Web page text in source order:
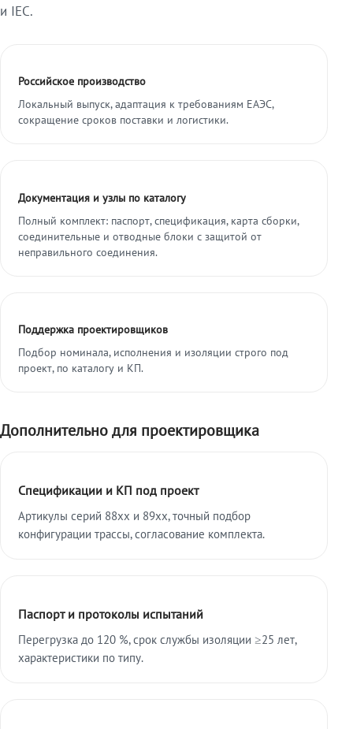
и IEC.
Российское производство
Локальный выпуск, адаптация к требованиям ЕАЭС,
сокращение сроков поставки и логистики.
Документация и узлы по каталогу
Полный комплект: паспорт, спецификация, карта сборки,
соединительные и отводные блоки с защитой от
неправильного соединения.
Поддержка проектировщиков
Подбор номинала, исполнения и изоляции строго под
проект, по каталогу и КП.
Дополнительно для проектировщика
Спецификации и КП под проект
Артикулы серий 88xx и 89xx, точный подбор
конфигурации трассы, согласование комплекта.
Паспорт и протоколы испытаний
Перегрузка до 120 %, срок службы изоляции ≥25 лет,
характеристики по типу.